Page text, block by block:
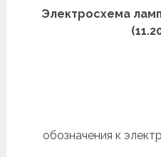
Электросхема
обозначения к